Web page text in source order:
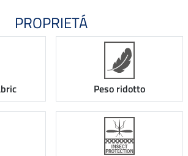
PROPRIETÁ
Peso ridotto